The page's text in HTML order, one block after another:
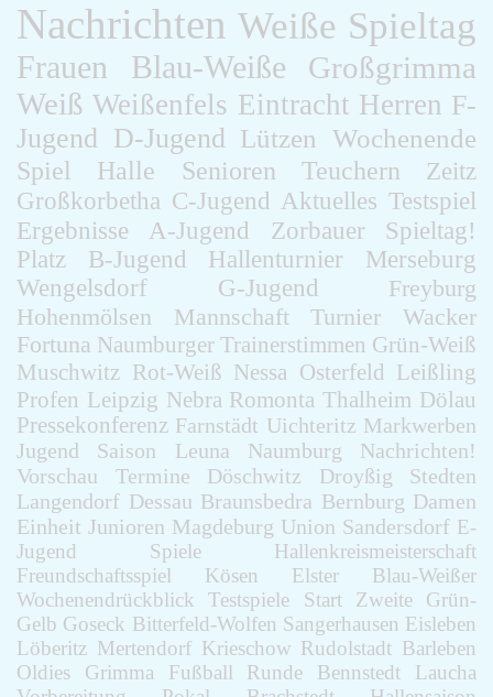
Nachrichten Weiße Spieltag
Frauen Blau-Weiße
Großgrimma
Weiß Weißenfels Eintracht Herren F-
Jugend D-Jugend Lützen Wochenende
Spiel
Halle Senioren Teuchern
Zeitz
Großkorbetha C-Jugend Aktuelles Testspiel
Ergebnisse
A-Jugend Zorbauer
Spieltag!
Platz
B-Jugend Hallenturnier
Merseburg
Wengelsdorf
G-Jugend
Freyburg
Hohenmölsen
Mannschaft Turnier
Wacker
Fortuna Naumburger Trainerstimmen Grün-Weiß
Muschwitz Rot-Weiß Nessa Osterfeld Leißling
Profen Leipzig Nebra Romonta Thalheim Dölau
Pressekonferenz Farnstädt Uichteritz Markwerben
Jugend
Saison Leuna Naumburg
Nachrichten!
Vorschau
Termine Döschwitz Droyßig
Stedten
Langendorf Dessau Braunsbedra Bernburg Damen
Einheit Junioren Magdeburg Union Sandersdorf E-
Jugend
Spiele
Hallenkreismeisterschaft
Freundschaftsspiel
Kösen Elster
Blau-Weißer
Wochenendrückblick
Testspiele Start Zweite
Grün-
Gelb Goseck Bitterfeld-Wolfen Sangerhausen Eisleben
Löberitz Mertendorf Krieschow Rudolstadt Barleben
Oldies
Grimma Fußball Runde Bennstedt
Laucha